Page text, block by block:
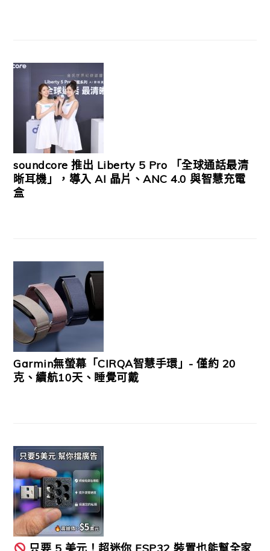
soundcore 推出 Liberty 5 Pro 「全球通話最清
晰耳機」，導入 AI 晶片、ANC 4.0 與智慧充電
盒
Garmin無螢幕「CIRQA智慧手環」- 僅約 20
克、續航10天、睡覺可戴
只要 5 美元！超迷你 ESP32 裝置也能幫全家